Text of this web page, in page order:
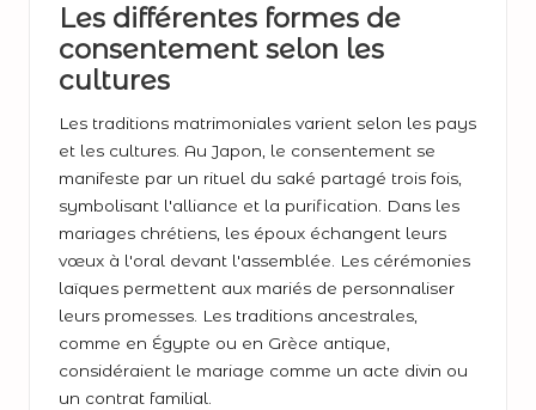
Les différentes formes de
consentement selon les
cultures
Les traditions matrimoniales varient selon les pays
et les cultures. Au Japon, le consentement se
manifeste par un rituel du saké partagé trois fois,
symbolisant l'alliance et la purification. Dans les
mariages chrétiens, les époux échangent leurs
vœux à l'oral devant l'assemblée. Les cérémonies
laïques permettent aux mariés de personnaliser
leurs promesses. Les traditions ancestrales,
comme en Égypte ou en Grèce antique,
considéraient le mariage comme un acte divin ou
un contrat familial.